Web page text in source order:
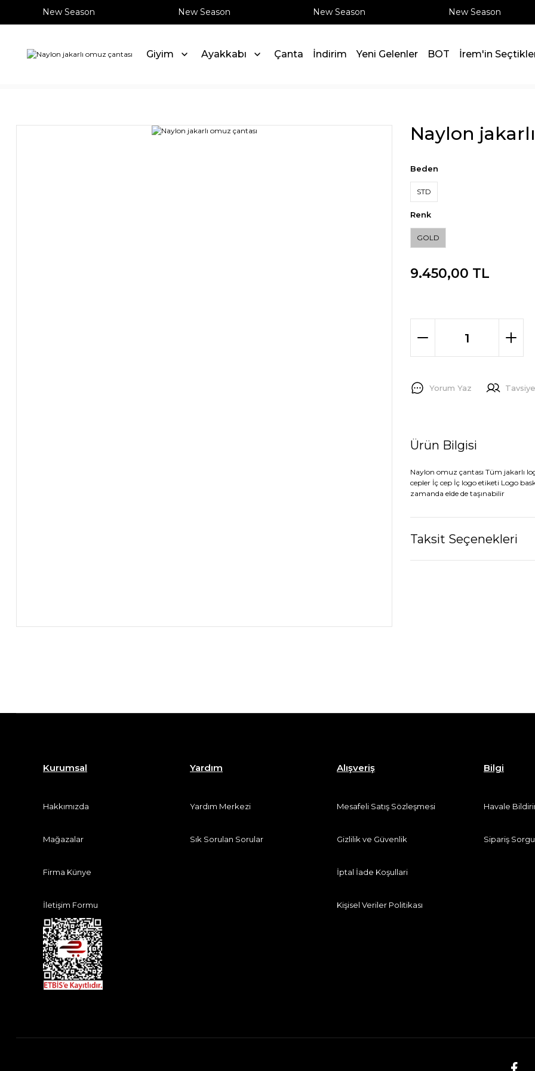
New Season New Season New Season New Season
Giyim Ayakkabı Çanta İndirim Yeni Gelenler BOT İrem'in
Naylon
Beden
STD
Renk
GOLD
9.450,00 TL
Yorum Yaz
Ürün Bilgisi
Naylon omuz çantası Tüm jakarlı
cepler İç cep İç logo etiketi Logo
zamanda elde de taşınabilir
Taksit Seçenekleri
Kurumsal
Hakkımızda
Mağazalar
Firma Künye
İletişim Formu
Yardım
Yardım Merkezi
Sık Sorulan Sorular
Alışveriş
Mesafeli Satış Sözleşmesi
Gizlilik ve Güvenlik
İptal İade Koşullari
Kişisel Veriler Politikası
Bilgi
Havale
Sipariş